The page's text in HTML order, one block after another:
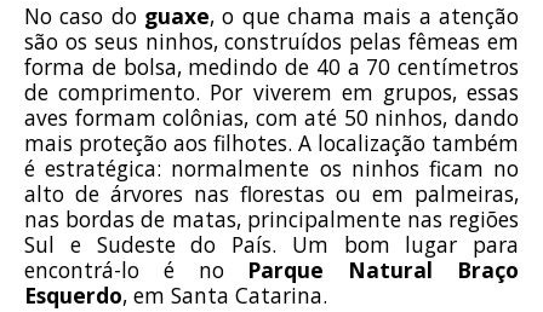
No caso do guaxe, o que chama mais a atenção
são os seus ninhos, construídos pelas fêmeas em
forma de bolsa, medindo de 40 a 70 centímetros
de comprimento. Por viverem em grupos, essas
aves formam colônias, com até 50 ninhos, dando
mais proteção aos filhotes. A localização também
é estratégica: normalmente os ninhos ficam no
alto de árvores nas florestas ou em palmeiras,
nas bordas de matas, principalmente nas regiões
Sul e Sudeste do País. Um bom lugar para
encontrá-lo é no Parque Natural Braço
Esquerdo, em Santa Catarina.